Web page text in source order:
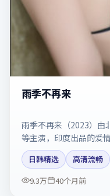
雨季不再来
雨季不再来（2023）由
等主演，印度出品的爱
样出彩。剧情简介与主
方资料为准。
日韩精选
高清流畅
9.3万
40个月前